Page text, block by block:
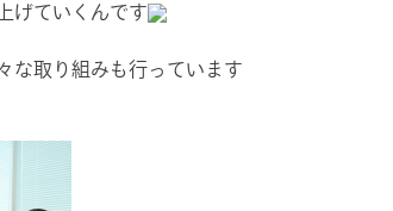
げていくんです
な取り組みも行っています